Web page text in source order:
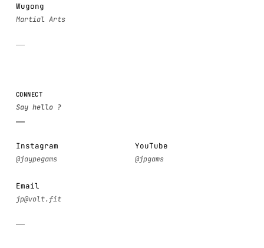
Wugong
CONNECT
Instagram YouTube
Email